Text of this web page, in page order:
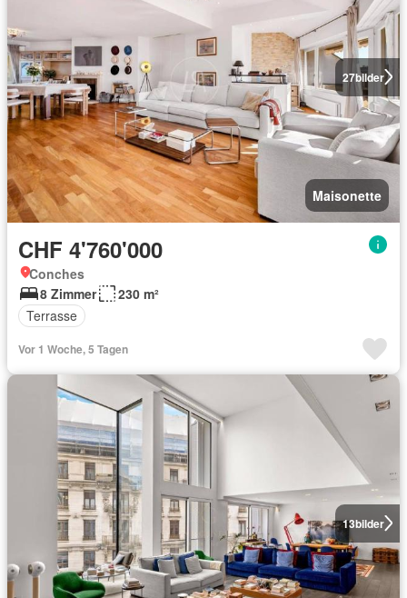
27bilder
Maisonette
CHF 4'760'000
Conches
8 Zimmer
230 m²
Terrasse
Vor 1 Woche, 5 Tagen
13bilder